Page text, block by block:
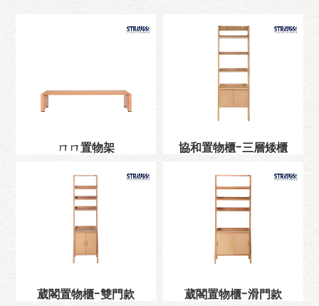
ㄇㄇ置物架 協和置物櫃-三層矮櫃
葳閣置物櫃-雙門款 葳閣置物櫃-滑門款